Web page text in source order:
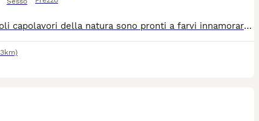
✨ Tre piccoli capolavori della natura sono pronti a farvi innamorare. ✨ Disponibili due splendidi maschietti e una dolcissima femminuccia di Bengala, allevati con infinito amore e dedizione. I nostri cuccioli crescono completamente liberi in casa, circondati dall'affetto della famiglia e seguiti con cura 24 ore su 24. Fin dai primi giorni imparano a vivere a stretto contatto con le persone, diventando dolcissimi, equilibrati, affettuosi e incredibilmente coccoloni. Vengono allevati con un'alimentazione di altissima qualità per garantire una crescita sana e armoniosa. Il loro manto è semplicemente mozzafiato: una colorazione intensa e luminosa, impreziosita da splendide rosette ben definite che mettono in risalto tutta l'eleganza e la bellezza della razza. Non sono semplici cuccioli, ma piccoli membri della famiglia, pronti a regalare amore, dolcezza e momenti indimenticabili a chi avrà la fortuna di accoglierli nella propria casa. ❤️